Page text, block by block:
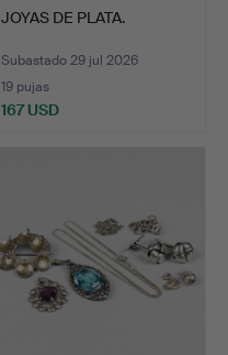
JOYAS DE PLATA.
Subastado 29 jul 2026
19 pujas
167 USD